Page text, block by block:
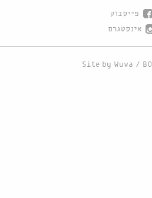
פייסבוק
אינסטגרם
Site by Wuwa /